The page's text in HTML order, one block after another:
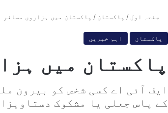
صفحہ اول / پاکستان / پاکستان میں ہزاروں مسافر
پاکستان اہم خبریں
پاکستان میں
ایف آئی اے کسی شخص کو بیرون
کے پاس جعلی یا مشکوک